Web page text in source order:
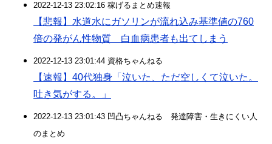
2022-12-13 23:02:16 稼げるまとめ速報
【悲報】水道水にガソリンが流れ込み基準値の760
倍の発がん性物質 白血病患者も出てしまう
2022-12-13 23:01:44 資格ちゃんねる
【速報】40代独身「泣いた、ただ空しくて泣いた。
吐き気がする。」
2022-12-13 23:01:43 凹凸ちゃんねる 発達障害・生きにくい人
のまとめ